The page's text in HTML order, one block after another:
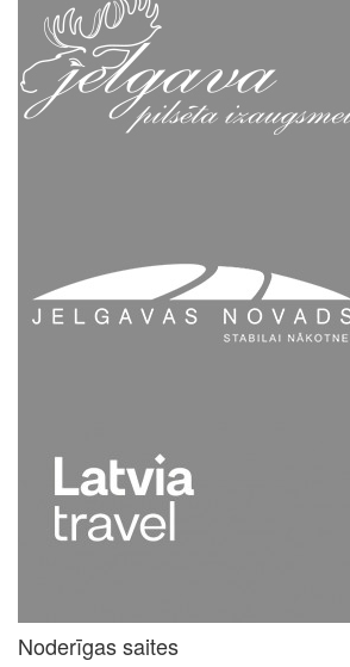
Noderīgas saites